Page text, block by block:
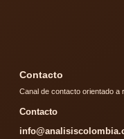
Contacto
Canal de contacto orientado
Contacto